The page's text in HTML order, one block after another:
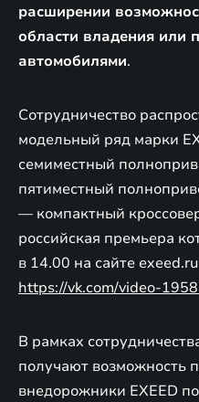
расширении
области владения или
автомобилями.
Сотрудничество
модельный ряд марки
семиместный
пятиместный
— компактный
российская премьера
в 14.00 на сайте
https://vk.com/video-
В рамках
получают возможность
внедорожники EXEED